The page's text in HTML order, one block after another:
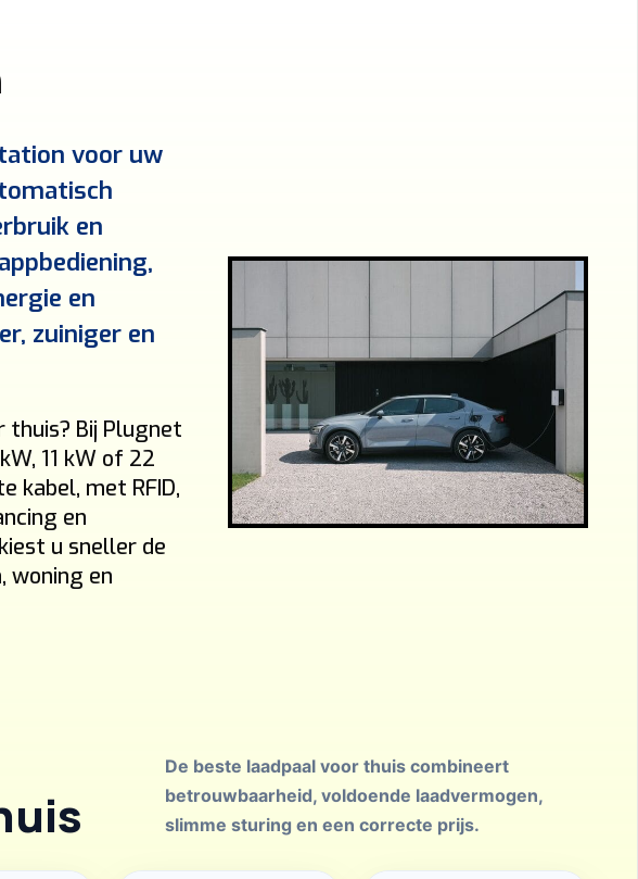
voor uw
en
en
zuiniger en
thuis? Bij Plugnet
11 kW of 22
kabel, met RFID,
en
u sneller de
woning en
De beste laadpaal voor thuis combineert
betrouwbaarheid, voldoende laadvermogen,
slimme sturing en een correcte prijs.